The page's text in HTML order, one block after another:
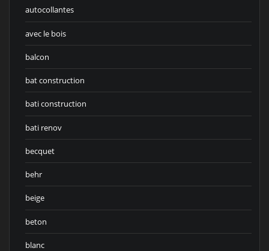
autocollantes
avec le bois
balcon
bat construction
bati construction
bati renov
becquet
behr
beige
beton
blanc